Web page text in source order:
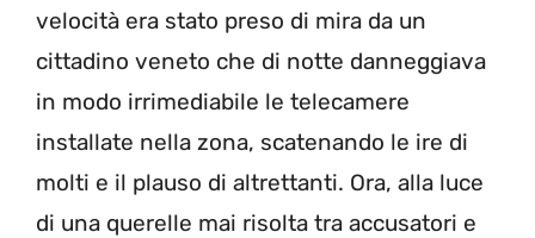
velocità era stato preso di mira da un
cittadino veneto che di notte danneggiava
in modo irrimediabile le telecamere
installate nella zona, scatenando le ire di
molti e il plauso di altrettanti. Ora, alla luce
di una querelle mai risolta tra accusatori e